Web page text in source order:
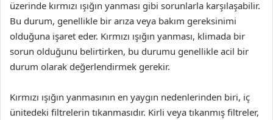
üzerinde kırmızı ışığın yanması gibi sorunlarla karşılaşabilir.
Bu durum, genellikle bir arıza veya bakım gereksinimi
olduğuna işaret eder. Kırmızı ışığın yanması, klimada bir
sorun olduğunu belirtirken, bu durumu genellikle acil bir
durum olarak değerlendirmek gerekir.
Kırmızı ışığın yanmasının en yaygın nedenlerinden biri, iç
ünitedeki filtrelerin tıkanmasıdır. Kirli veya tıkanmış filtreler,